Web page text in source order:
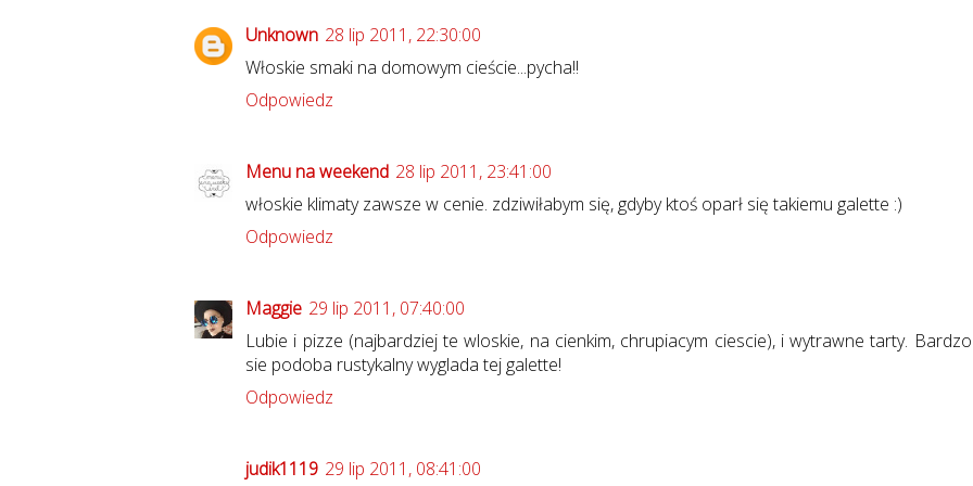
Unknown 28 lip 2011, 22:30:00
Włoskie smaki na domowym cieście...pycha!!
Odpowiedz
Menu na weekend 28 lip 2011, 23:41:00
włoskie klimaty zawsze w cenie. zdziwiłabym się, gdyby ktoś oparł się takiemu galette :)
Odpowiedz
Maggie 29 lip 2011, 07:40:00
Lubie i pizze (najbardziej te wloskie, na cienkim, chrupiacym ciescie), i wytrawne tarty.
sie podoba rustykalny wyglada tej galette!
Odpowiedz
judik1119 29 lip 2011, 08:41:00